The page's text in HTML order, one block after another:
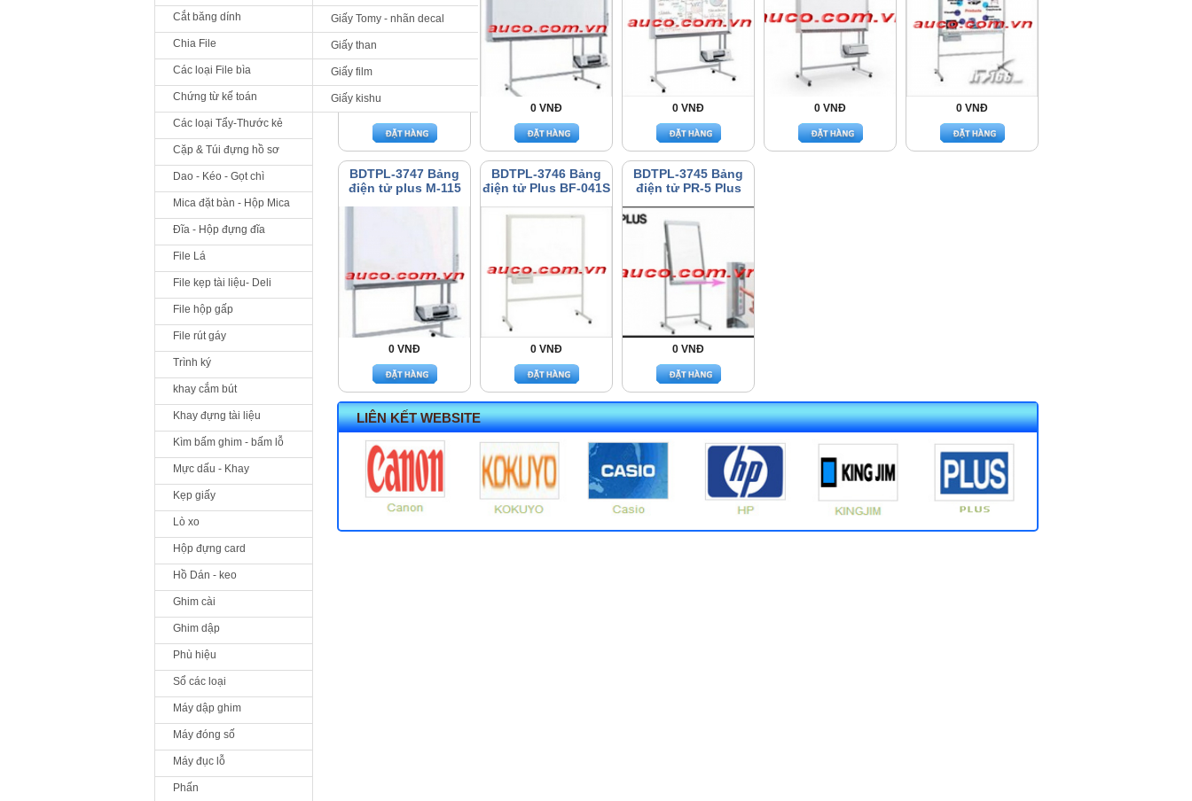
Giấy Tomy - nhãn decal
Giấy than
Giấy film
Giấy kishu
Cắt băng dính
Chia File
Các loại File bìa
Chứng từ kế toán
Các loại Tẩy-Thước kẻ
Cặp & Túi đựng hồ sơ
Dao - Kéo - Gọt chì
Mica đặt bàn - Hộp Mica
Đĩa - Hộp đựng đĩa
File Lá
File kẹp tài liệu- Deli
File hộp gấp
File rút gáy
Trình ký
khay cắm bút
Khay đựng tài liệu
Kìm bấm ghim - bấm lỗ
Mực dấu - Khay
Kẹp giấy
Lò xo
Hộp đựng card
Hồ Dán - keo
Ghim cài
Ghim dập
Phù hiệu
Sổ các loại
Máy dập ghim
Máy đóng số
Máy đục lỗ
Phấn
0 VNĐ 0 VNĐ 0 VNĐ 0 VNĐ
BDTPL-3747 Bảng
điện tử plus M-115
0 VNĐ
BDTPL-3746 Bảng
điện tử Plus BF-041S
0 VNĐ
BDTPL-3745 Bảng
điện tử PR-5 Plus
0 VNĐ
LIÊN KẾT WEBSITE